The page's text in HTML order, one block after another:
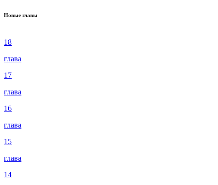
Новые главы
18
глава
17
глава
16
глава
15
глава
14